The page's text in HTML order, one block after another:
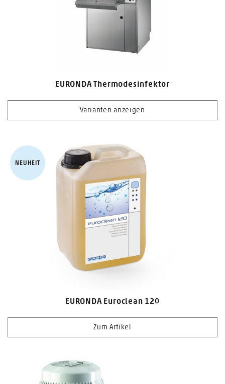
EURONDA Thermodesinfektor
Varianten anzeigen
EURONDA Euroclean 120
Zum Artikel
NEUHEIT